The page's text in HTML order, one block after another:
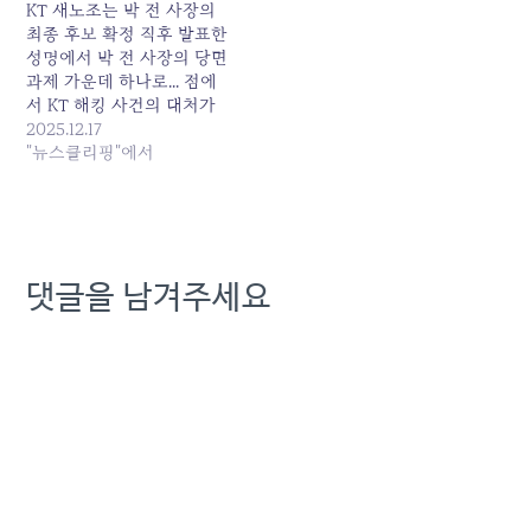
KT 새노조는 박 전 사장의
최종 후보 확정 직후 발표한
성명에서 박 전 사장의 당면
과제 가운데 하나로... 점에
서 KT 해킹 사건의 대처가
지연될 수 있다는 우려도 나
온다. 새 대표이사가 공식적
2025.12.17
"뉴스클리핑"에서
댓글을 남겨주세요